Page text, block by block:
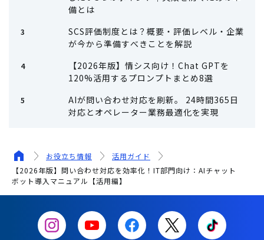
備とは
SCS評価制度とは？概要・評価レベル・企業
が今から準備すべきことを解説
【2026年版】情シス向け！Chat GPTを
120%活用するプロンプトまとめ8選
AIが問い合わせ対応を刷新。 24時間365日
対応とオペレーター業務最適化を実現
お役立ち情報
活用ガイド
【2026年版】問い合わせ対応を効率化！IT部門向け：AIチャット
ボット導入マニュアル【活用編】